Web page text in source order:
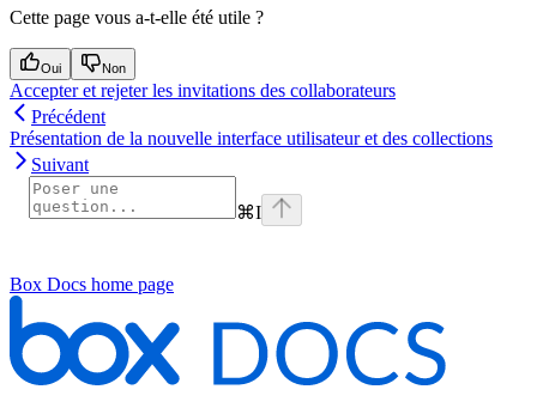
Cette page vous a-t-elle été utile ?
Oui Non
Accepter et rejeter les invitations des collaborateurs
Précédent
Présentation de la nouvelle interface utilisateur et des collections
Suivant
⌘I
Box Docs home page